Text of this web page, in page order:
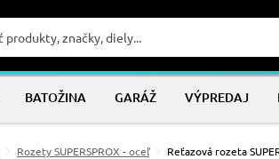
BATOŽINA GARÁŽ VÝPREDAJ
Rozety SUPERSPROX - oceľ Reťazová rozeta